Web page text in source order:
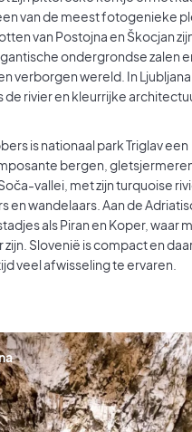
van de meest fotogenieke
van Postojna en Škocjan
ondergrondse zalen
verborgen wereld. In
de rivier en kleurrijke
is nationaal park Triglav een
bergen,
vallei, met zijn turquoise
en wandelaars. Aan de
als Piran en Koper, waar
Slovenië is compact en
veel afwisseling te ervaren.